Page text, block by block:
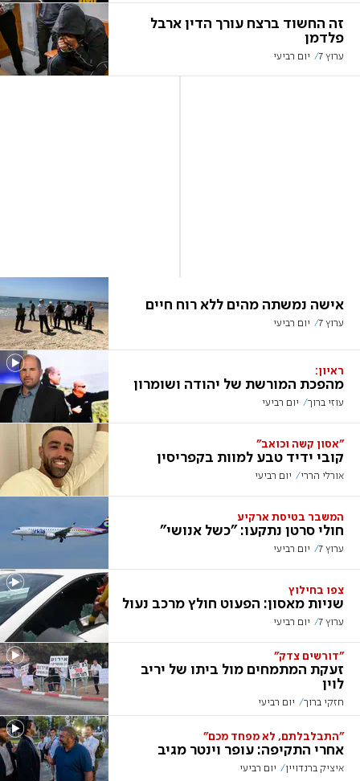
זה החשוד ברצח עורך הדין ארבל
פלדמן
ערוץ 7 יום רביעי
אישה נמשתה מהים ללא רוח חיים
ערוץ 7 יום רביעי
ראיון:
מהפכת המורשת של יהודה ושומרון
עוזי ברוך יום רביעי
"אסון קשה וכואב"
קובי ידיד טבע למוות בקפריסין
אורלי הררי יום רביעי
המשבר בטיסת ארקיע
חולי סרטן נתקעו: "כשל אנושי"
ערוץ 7 יום רביעי
צפו בחילוץ
שניות מאסון: הפעוט חולץ מרכב נעול
ערוץ 7 יום רביעי
"דורשים צדק"
זעקת המתמחים מול ביתו של יריב
לוין
חזקי ברוך יום רביעי
"התבלבלתם, לא מפחד מכם"
אחרי התקיפה: עופר וינטר מגיב
איציק ברנדויין יום רביעי